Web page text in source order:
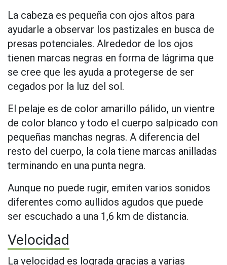
La cabeza es pequeña con ojos altos para
ayudarle a observar los pastizales en busca de
presas potenciales. Alrededor de los ojos
tienen marcas negras en forma de lágrima que
se cree que les ayuda a protegerse de ser
cegados por la luz del sol.
El pelaje es de color amarillo pálido, un vientre
de color blanco y todo el cuerpo salpicado con
pequeñas manchas negras. A diferencia del
resto del cuerpo, la cola tiene marcas anilladas
terminando en una punta negra.
Aunque no puede rugir, emiten varios sonidos
diferentes como aullidos agudos que puede
ser escuchado a una 1,6 km de distancia.
Velocidad
La velocidad es lograda gracias a varias